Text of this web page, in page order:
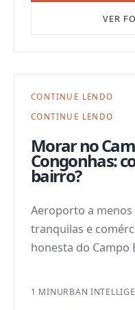
VER
CONTINUE LENDO
CONTINUE LENDO
Morar no
Congonhas:
bairro?
Aeroporto a
tranquilas e
honesta do Campo
1 MINURBAN